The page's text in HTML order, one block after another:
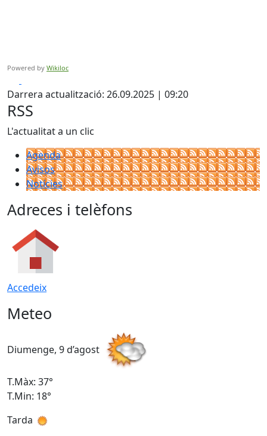
Powered by Wikiloc
Darrera actualització: 26.09.2025 | 09:20
RSS
L'actualitat a un clic
Agenda
Avisos
Notícies
Adreces i telèfons
Accedeix
Meteo
Diumenge, 9 d’agost
T.Màx: 37°
T.Min: 18°
Tarda